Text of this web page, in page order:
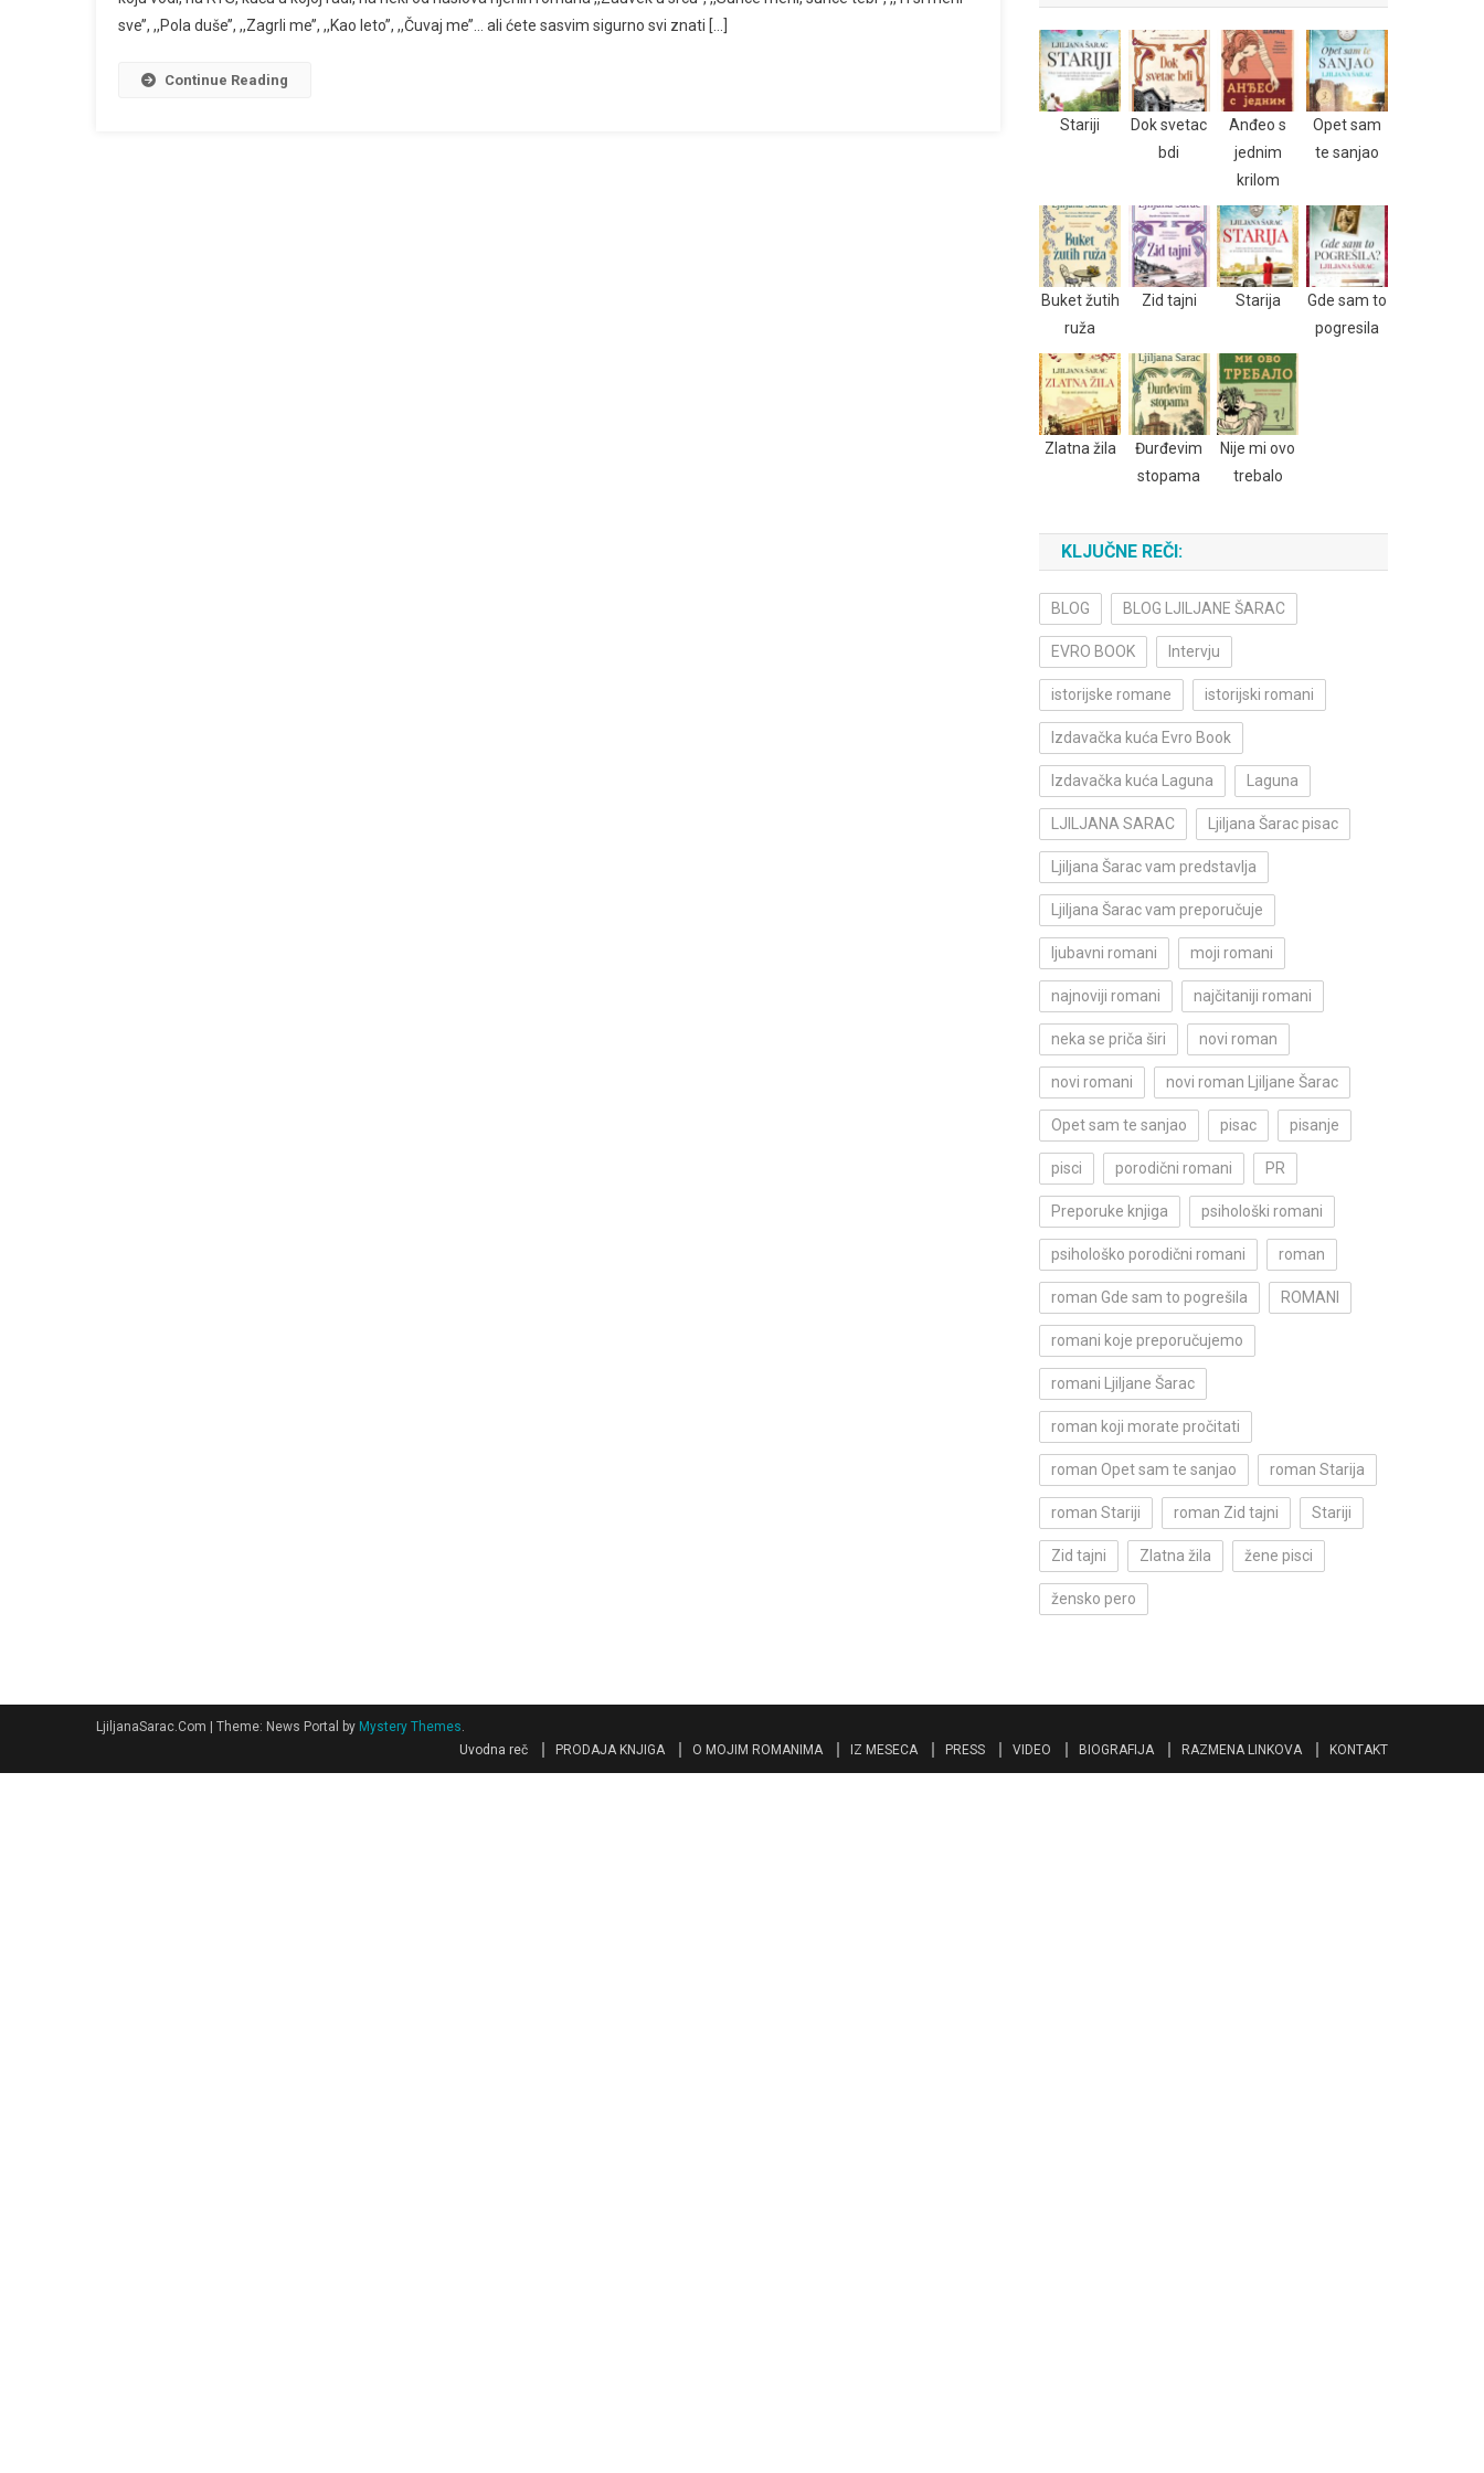
sve’’, ,,Pola duše’’, ,,Zagrli me’’, ,,Kao leto’’, ,,Čuvaj me’’… ali ćete sasvim sigurno svi znati […]
Continue Reading
Stariji
Dok svetac
bdi
Anđeo s
jednim
krilom
Opet sam
te sanjao
Buket žutih
ruža
Zid tajni Starija
Gde sam to
pogresila
Zlatna žila
Đurđevim
stopama
Nije mi ovo
trebalo
KLJUČNE REČI:
BLOG BLOG LJILJANE ŠARAC
EVRO BOOK Intervju
istorijske romane istorijski romani
Izdavačka kuća Evro Book
Izdavačka kuća Laguna Laguna
LJILJANA SARAC Ljiljana Šarac pisac
Ljiljana Šarac vam predstavlja
Ljiljana Šarac vam preporučuje
ljubavni romani moji romani
najnoviji romani najčitaniji romani
neka se priča širi novi roman
novi romani novi roman Ljiljane Šarac
Opet sam te sanjao pisac pisanje
pisci porodični romani PR
Preporuke knjiga psihološki romani
psihološko porodični romani roman
roman Gde sam to pogrešila ROMANI
romani koje preporučujemo
romani Ljiljane Šarac
roman koji morate pročitati
roman Opet sam te sanjao roman Starija
roman Stariji roman Zid tajni Stariji
Zid tajni Zlatna žila žene pisci
žensko pero
LjiljanaSarac.Com Theme: News Portal by Mystery Themes.
Uvodna reč
PRODAJA KNJIGA O MOJIM ROMANIMA IZ MESECA PRESS VIDEO BIOGRAFIJA RAZMENA LINKOVA KONTAKT